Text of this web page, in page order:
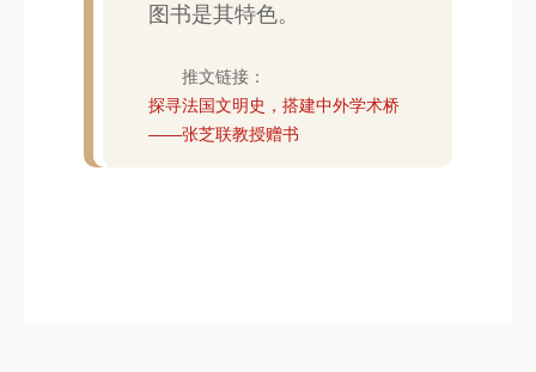
图书是其特色。
推文链接：
探寻法国文明史，搭建中外学术桥
——张芝联教授赠书